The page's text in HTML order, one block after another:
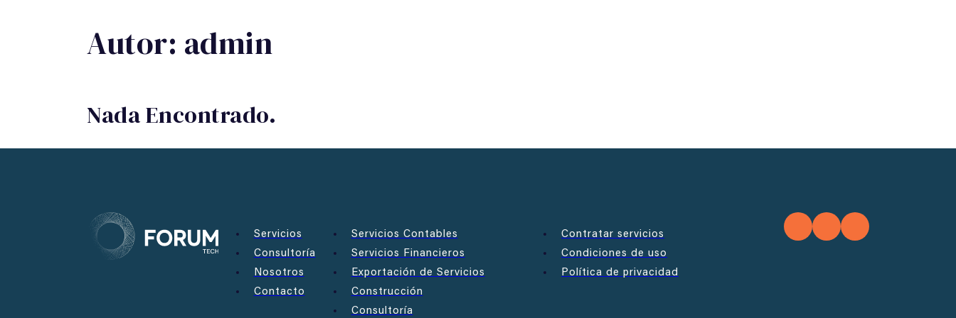
Autor: admin
Nada Encontrado.
Servicios
Consultoría
Nosotros
Contacto
Servicios Contables
Servicios Financieros
Exportación de Servicios
Construcción
Consultoría
Contratar servicios
Condiciones de uso
Política de privacidad